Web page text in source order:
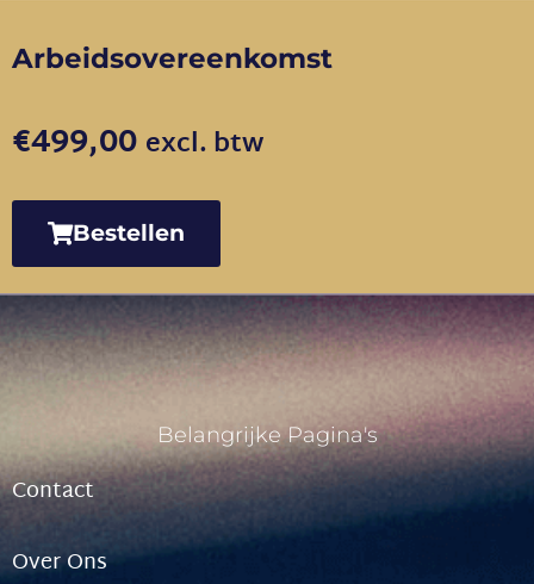
Arbeidsovereenkomst
€499,00 excl. btw
Bestellen
Belangrijke Pagina's
Contact
Over Ons